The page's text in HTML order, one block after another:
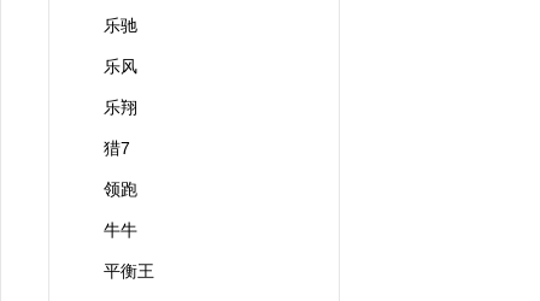
乐驰
乐风
乐翔
猎7
领跑
牛牛
平衡王